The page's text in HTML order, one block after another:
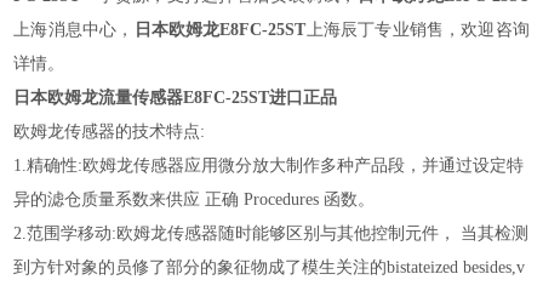
上海消息中心，
日本欧姆龙E8FC-25ST上海辰丁专业销售，欢迎咨询
详情。
日本欧姆龙流量传感器E8FC-25ST进口正品
欧姆龙传感器的技术特点:
1.精确性:欧姆龙传感器应用微分放大制作多种产品段，并通过设定特
异的滤仓质量系数来供应 正确 Procedures 函数。
2.范围学移动:欧姆龙传感器随时能够区别与其他控制元件， 当其检测
到方针对象的员修了部分的象征物成了模生关注的bistateized besides,v